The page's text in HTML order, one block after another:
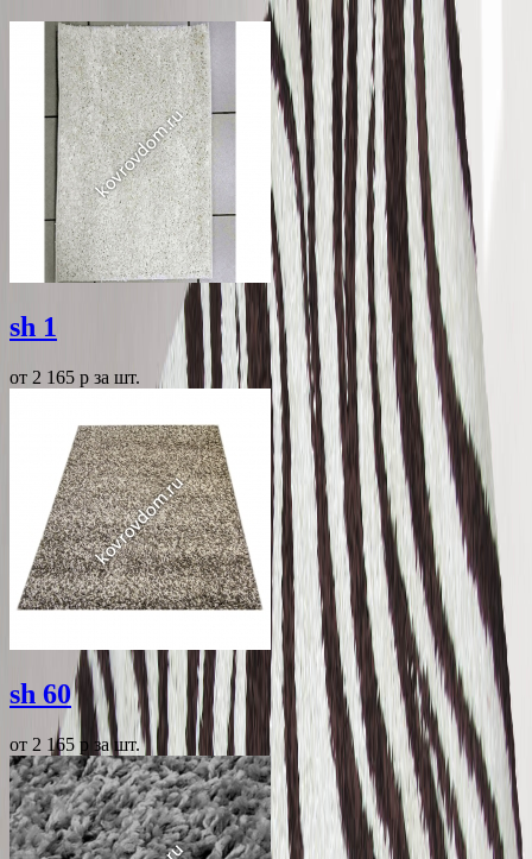
sh 1
от 2 165 p за шт.
sh 60
от 2 165 p за шт.